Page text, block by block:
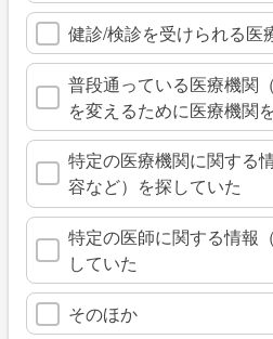
健診/検診を受けられる医
普段通っている医療機関
を変えるために医療機関
特定の医療機関に関する
容など）を探していた
特定の医師に関する情報
していた
そのほか